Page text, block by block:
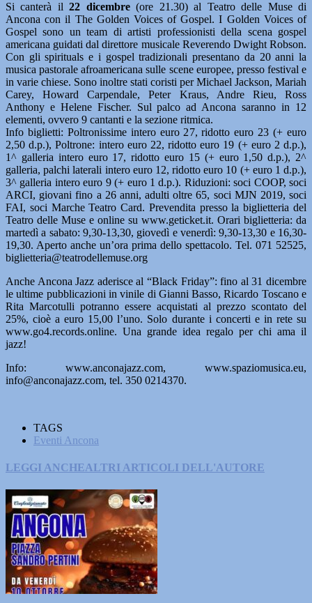
Si canterà il22 dicembre(ore 21.30) al Teatro delle Muse di
Ancona con il The Golden Voices of Gospel. I Golden Voices of
Gospel sono un team di artisti professionisti della scena gospel
americana guidati dal direttore musicale Reverendo Dwight Robson.
Con gli spirituals e i gospel tradizionali presentano da 20 anni la
musica pastorale afroamericana sulle scene europee, presso festival e
in varie chiese. Sono inoltre stati coristi per Michael Jackson, Mariah
Carey, Howard Carpendale, Peter Kraus, Andre Rieu, Ross
Anthony e Helene Fischer. Sul palco ad Ancona saranno in 12
elementi, ovvero 9 cantanti e la sezione ritmica.
Info biglietti: Poltronissime intero euro 27, ridotto euro 23 (+ euro
2,50 d.p.), Poltrone: intero euro 22, ridotto euro 19 (+ euro 2 d.p.),
1^ galleria intero euro 17, ridotto euro 15 (+ euro 1,50 d.p.), 2^
galleria, palchi laterali intero euro 12, ridotto euro 10 (+ euro 1 d.p.),
3^ galleria intero euro 9 (+ euro 1 d.p.). Riduzioni: soci COOP, soci
ARCI, giovani fino a 26 anni, adulti oltre 65, soci MJN 2019, soci
FAI, soci Marche Teatro Card. Prevendita presso la biglietteria del
Teatro delle Muse e online su www.geticket.it. Orari biglietteria: da
martedì a sabato: 9,30-13,30, giovedì e venerdì: 9,30-13,30 e 16,30-
19,30. Aperto anche un’ora prima dello spettacolo. Tel. 071 52525,
biglietteria@teatrodellemuse.org
Anche Ancona Jazz aderisce al “Black Friday”: fino al 31 dicembre
le ultime pubblicazioni in vinile di Gianni Basso, Ricardo Toscano e
Rita Marcotulli potranno essere acquistati al prezzo scontato del
25%, cioè a euro 15,00 l’uno. Solo durante i concerti e in rete su
www.go4.records.online. Una grande idea regalo per chi ama il
jazz!
Info: www.anconajazz.com, www.spaziomusica.eu,
info@anconajazz.com, tel. 350 0214370.
TAGS
Eventi Ancona
LEGGI ANCHEALTRI ARTICOLI DELL'AUTORE